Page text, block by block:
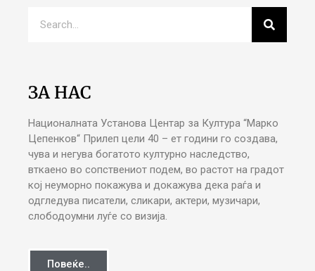
ЗА НАС
Националната Установа Центар за Култура “Марко
Цепенков“ Прилеп цели 40 – ет години го создава,
чува и негува богатото културно наследство,
вткаено во сопствениот подем, во растот на градот
кој неуморно покажува и докажува дека раѓа и
одгледува писатели, сликари, актери, музичари,
слободоумни луѓе со визија.
Повеќе..